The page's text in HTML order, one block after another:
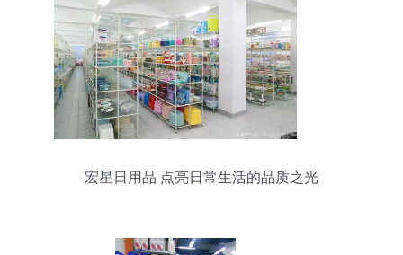
宏星日用品 点亮日常生活的品质之光